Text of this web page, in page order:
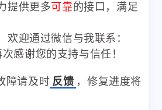
提供更多可靠的接口，满足
欢迎通过微信与我联系：
感谢您的支持与信任！
障请及时 反馈 ，修复进度将